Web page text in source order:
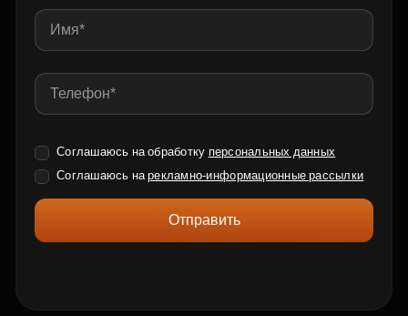
Соглашаюсь на обработку персональных данных
Соглашаюсь нарекламно-информационные рассылки
Отправить